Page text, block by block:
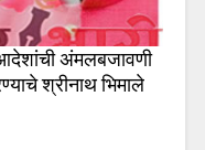
अंमलबजावणी
श्रीनाथ भिमाले